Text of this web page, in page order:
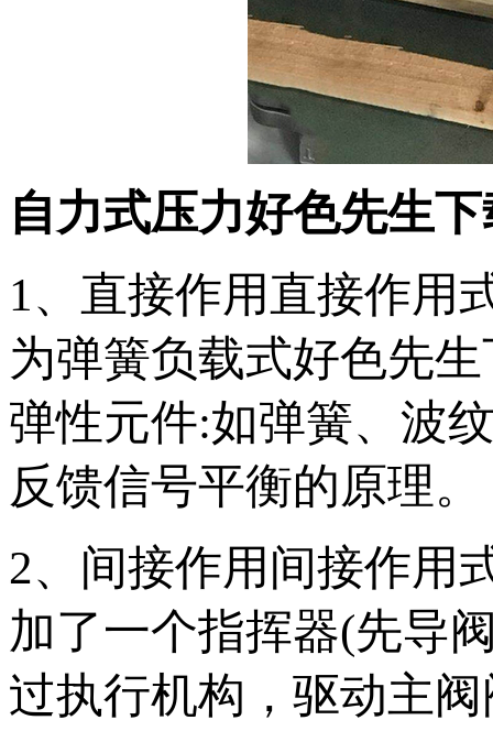
自力式压力好色先生
1、直接作用直接作
为弹簧负载式好色先生
弹性元件:如弹簧、波纹
反馈信号平衡的原理。
2、间接作用间接作
加了一个指挥器(先导
过执行机构，驱动